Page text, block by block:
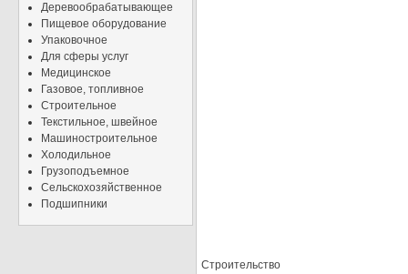
Деревообрабатывающее
Пищевое оборудование
Упаковочное
Для сферы услуг
Медицинское
Газовое, топливное
Строительное
Текстильное, швейное
Машиностроительное
Холодильное
Грузоподъемное
Сельскохозяйственное
Подшипники
Строительство